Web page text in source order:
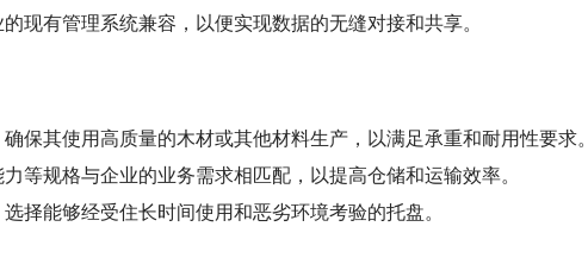
现有管理系统兼容，以便实现数据的无缝对接和共享。
保其使用高质量的木材或其他材料生产，以满足承重和耐用性要求。
等规格与企业的业务需求相匹配，以提高仓储和运输效率。
择能够经受住长时间使用和恶劣环境考验的托盘。